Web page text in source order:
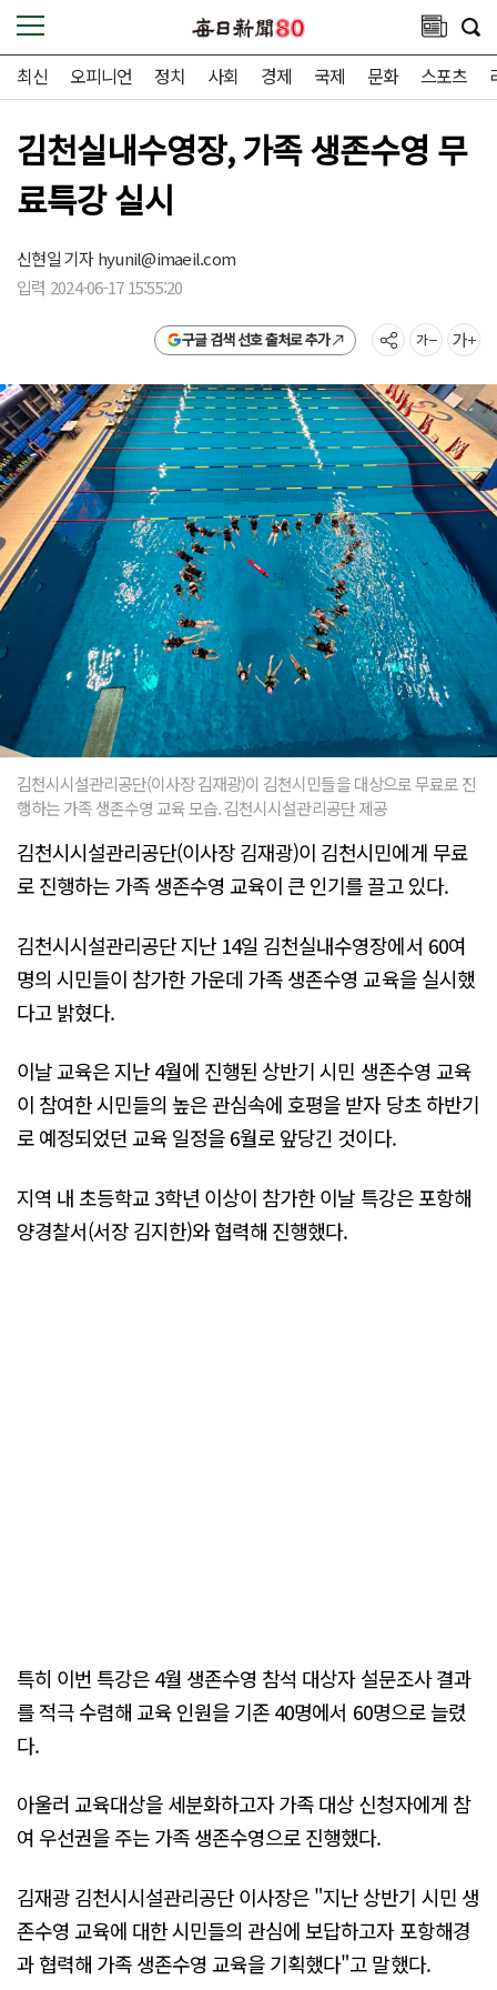
최신 오피니언 정치 사회 경제 국제 문화 스포츠
김천실내수영장, 가족 생존수영 무
료특강 실시
신현일 기자hyunil@imaeil.com
입력 2024-06-17 15:55:20
구글 검색 선호 출처로 추가
김천시시설관리공단(이사장 김재광)이 김천시민들을 대상으로 무료로 진
행하는 가족 생존수영 교육 모습. 김천시시설관리공단 제공
김천시시설관리공단(이사장 김재광)이 김천시민에게 무료
로 진행하는 가족 생존수영 교육이 큰 인기를 끌고 있다.
김천시시설관리공단 지난 14일 김천실내수영장에서 60여
명의 시민들이 참가한 가운데 가족 생존수영 교육을 실시했
다고 밝혔다.
이날 교육은 지난 4월에 진행된 상반기 시민 생존수영 교육
이 참여한 시민들의 높은 관심속에 호평을 받자 당초 하반기
로 예정되었던 교육 일정을 6월로 앞당긴 것이다.
지역 내 초등학교 3학년 이상이 참가한 이날 특강은 포항해
양경찰서(서장 김지한)와 협력해 진행했다.
특히 이번 특강은 4월 생존수영 참석 대상자 설문조사 결과
를 적극 수렴해 교육 인원을 기존 40명에서 60명으로 늘렸
다.
아울러 교육대상을 세분화하고자 가족 대상 신청자에게 참
여 우선권을 주는 가족 생존수영으로 진행했다.
김재광 김천시시설관리공단 이사장은 "지난 상반기 시민 생
존수영 교육에 대한 시민들의 관심에 보답하고자 포항해경
과 협력해 가족 생존수영 교육을 기획했다"고 말했다.